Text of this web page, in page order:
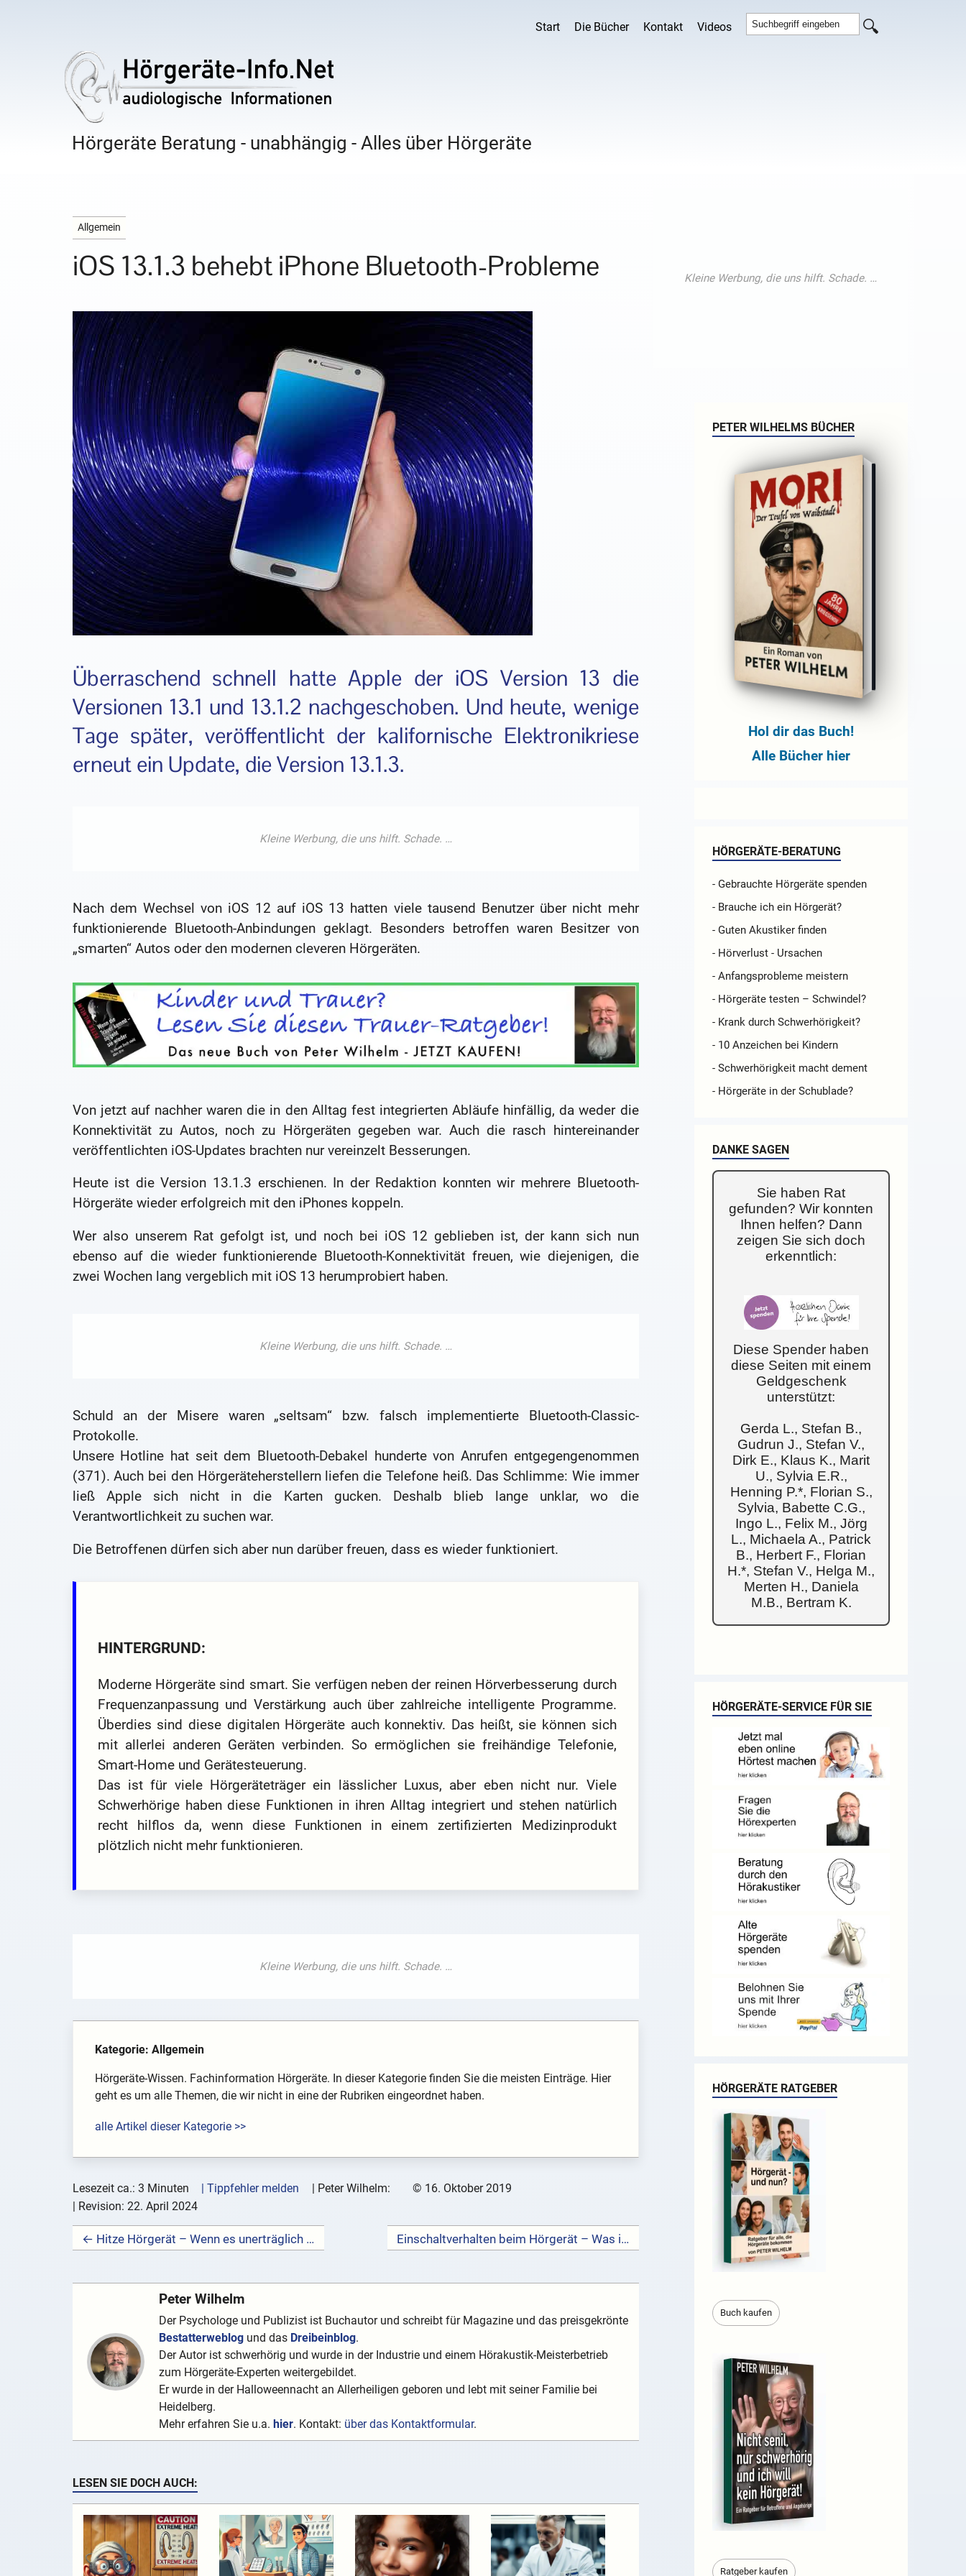
Start Die Bücher Kontakt Videos
Hörgeräte Beratung - unabhängig - Alles über Hörgeräte
Allgemein
iOS 13.1.3 behebt iPhone Bluetooth-Probleme
Überraschend schnell hatte Apple der iOS Version 13 die
Versionen 13.1 und 13.1.2 nachgeschoben. Und heute, wenige
Tage später, veröffentlicht der kalifornische Elektronikriese
erneut ein Update, die Version 13.1.3.
Nach dem Wechsel von iOS 12 auf iOS 13 hatten viele tausend Benutzer über nicht mehr
funktionierende Bluetooth-Anbindungen geklagt. Besonders betroffen waren Besitzer von
„smarten“ Autos oder den modernen cleveren Hörgeräten.
Von jetzt auf nachher waren die in den Alltag fest integrierten Abläufe hinfällig, da weder die
Konnektivität zu Autos, noch zu Hörgeräten gegeben war. Auch die rasch hintereinander
veröffentlichten iOS-Updates brachten nur vereinzelt Besserungen.
Heute ist die Version 13.1.3 erschienen. In der Redaktion konnten wir mehrere Bluetooth-
Hörgeräte wieder erfolgreich mit den iPhones koppeln.
Wer also unserem Rat gefolgt ist, und noch bei iOS 12 geblieben ist, der kann sich nun
ebenso auf die wieder funktionierende Bluetooth-Konnektivität freuen, wie diejenigen, die
zwei Wochen lang vergeblich mit iOS 13 herumprobiert haben.
Schuld an der Misere waren „seltsam“ bzw. falsch implementierte Bluetooth-Classic-
Protokolle.
Unsere Hotline hat seit dem Bluetooth-Debakel hunderte von Anrufen entgegengenommen
(371). Auch bei den Hörgeräteherstellern liefen die Telefone heiß. Das Schlimme: Wie immer
ließ Apple sich nicht in die Karten gucken. Deshalb blieb lange unklar, wo die
Verantwortlichkeit zu suchen war.
Die Betroffenen dürfen sich aber nun darüber freuen, dass es wieder funktioniert.
HINTERGRUND:
Moderne Hörgeräte sind smart. Sie verfügen neben der reinen Hörverbesserung durch
Frequenzanpassung und Verstärkung auch über zahlreiche intelligente Programme.
Überdies sind diese digitalen Hörgeräte auch konnektiv. Das heißt, sie können sich
mit allerlei anderen Geräten verbinden. So ermöglichen sie freihändige Telefonie,
Smart-Home und Gerätesteuerung.
Das ist für viele Hörgeräteträger ein lässlicher Luxus, aber eben nicht nur. Viele
Schwerhörige haben diese Funktionen in ihren Alltag integriert und stehen natürlich
recht hilflos da, wenn diese Funktionen in einem zertifizierten Medizinprodukt
plötzlich nicht mehr funktionieren.
Kategorie: Allgemein
Hörgeräte-Wissen. Fachinformation Hörgeräte. In dieser Kategorie finden Sie die meisten Einträge. Hier
geht es um alle Themen, die wir nicht in eine der Rubriken eingeordnet haben.
alle Artikel dieser Kategorie >>
Lesezeit ca.: 3 Minuten | Tippfehler melden Peter Wilhelm: © 16. Oktober 2019
| Revision: 22. April 2024
← Hitze Hörgerät – Wenn es unerträglich heiss ist – Tipps für Hörgeräteträger Einschaltverhalten beim Hörgerät – Was ist das? →
Peter Wilhelm
Der Psychologe und Publizist ist Buchautor und schreibt für Magazine und das preisgekrönte
Bestatterweblogund das Dreibeinblog.
Der Autor ist schwerhörig und wurde in der Industrie und einem Hörakustik-Meisterbetrieb
zum Hörgeräte-Experten weitergebildet.
Er wurde in der Halloweennacht an Allerheiligen geboren und lebt mit seiner Familie bei
Heidelberg.
Mehr erfahren Sie u.a. hier. Kontakt: über das Kontaktformular.
LESEN SIE DOCH AUCH:
PETER WILHELMS BÜCHER
Hol dir das Buch!
Alle Bücher hier
HÖRGERÄTE-BERATUNG
- Gebrauchte Hörgeräte spenden
- Brauche ich ein Hörgerät?
- Guten Akustiker finden
- Hörverlust - Ursachen
- Anfangsprobleme meistern
- Hörgeräte testen – Schwindel?
- Krank durch Schwerhörigkeit?
- 10 Anzeichen bei Kindern
- Schwerhörigkeit macht dement
- Hörgeräte in der Schublade?
DANKE SAGEN
Sie haben Rat
gefunden? Wir konnten
Ihnen helfen? Dann
zeigen Sie sich doch
erkenntlich:
Diese Spender haben
diese Seiten mit einem
Geldgeschenk
unterstützt:
Gerda L., Stefan B.,
Gudrun J., Stefan V.,
Dirk E., Klaus K., Marit
U., Sylvia E.R.,
Henning P.*, Florian S.,
Sylvia, Babette C.G.,
Ingo L., Felix M., Jörg
L., Michaela A., Patrick
B., Herbert F., Florian
H.*, Stefan V., Helga M.,
Merten H., Daniela
M.B., Bertram K.
HÖRGERÄTE-SERVICE FÜR SIE
HÖRGERÄTE RATGEBER
Buch kaufen
Ratgeber kaufen